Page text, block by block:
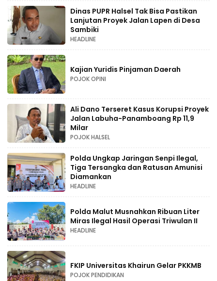
Dinas PUPR Halsel Tak Bisa Pastikan
Lanjutan Proyek Jalan Lapen di Desa
Sambiki
HEADLINE
Kajian Yuridis Pinjaman Daerah
POJOK OPINI
Ali Dano Terseret Kasus Korupsi Proyek
Jalan Labuha-Panamboang Rp 11,9
Milar
POJOK HALSEL
Polda Ungkap Jaringan Senpi Ilegal,
Tiga Tersangka dan Ratusan Amunisi
Diamankan
HEADLINE
Polda Malut Musnahkan Ribuan Liter
Miras Ilegal Hasil Operasi Triwulan II
HEADLINE
FKIP Universitas Khairun Gelar PKKMB
POJOK PENDIDIKAN